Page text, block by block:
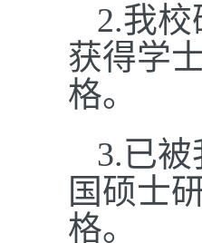
2.我
获得学
格。
3.已
国硕士
格。